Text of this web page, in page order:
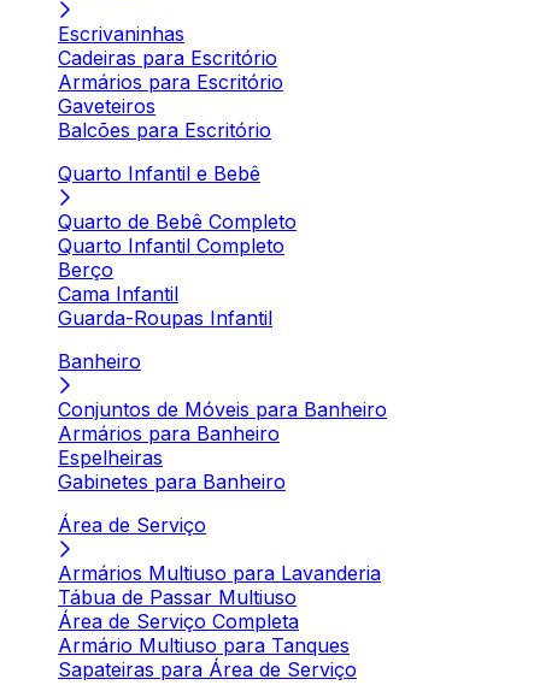
Escrivaninhas
Cadeiras para Escritório
Armários para Escritório
Gaveteiros
Balcões para Escritório
Quarto Infantil e Bebê
Quarto de Bebê Completo
Quarto Infantil Completo
Berço
Cama Infantil
Guarda-Roupas Infantil
Banheiro
Conjuntos de Móveis para Banheiro
Armários para Banheiro
Espelheiras
Gabinetes para Banheiro
Área de Serviço
Armários Multiuso para Lavanderia
Tábua de Passar Multiuso
Área de Serviço Completa
Armário Multiuso para Tanques
Sapateiras para Área de Serviço